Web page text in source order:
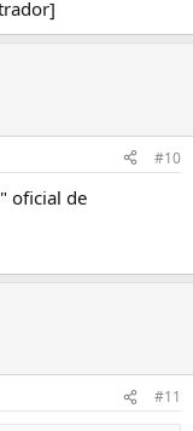
#10
oficial de
#11